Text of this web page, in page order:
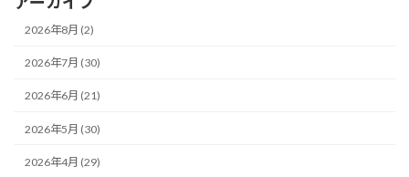
2026年8月 (2)
2026年7月 (30)
2026年6月 (21)
2026年5月 (30)
2026年4月 (29)